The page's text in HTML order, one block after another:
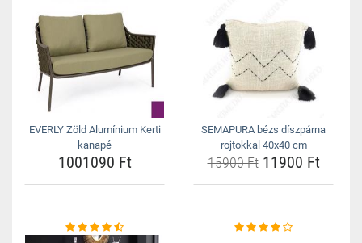
EVERLY Zöld Alumínium Kerti
kanapé
1001090 Ft
SEMAPURA bézs díszpárna
rojtokkal 40x40 cm
15900 Ft11900 Ft